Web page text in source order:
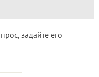
задайте его